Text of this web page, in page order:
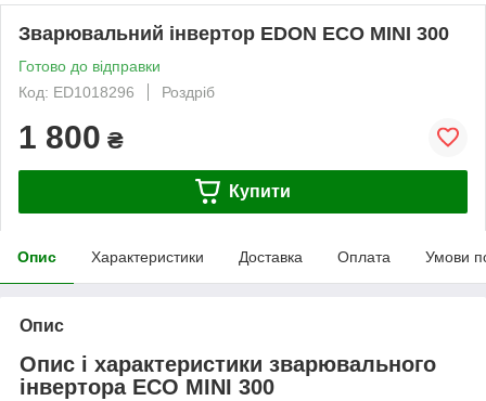
Зварювальний інвертор EDON ECO MINI 300
Готово до відправки
Код: ED1018296
Роздріб
1 800 ₴
Купити
Опис Характеристики Доставка Оплата Умови
Опис
Опис і характеристики зварювального
інвертора ECO MINI 300